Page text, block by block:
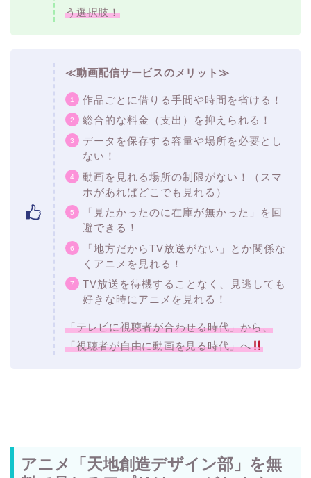
う選択肢！
≪動画配信サービスのメリット≫
作品ごとに借りる手間や時間を省ける！
総合的な料金（支出）を抑えられる！
データを保存する容量や場所を必要とし
ない！
動画を見れる場所の制限がない！（スマ
ホがあればどこでも見れる）
「見たかったのに在庫が無かった」を回
避できる！
「地方だからTV放送がない」とか関係な
くアニメを見れる！
TV放送を待機することなく、見逃しても
好きな時にアニメを見れる！
「テレビに視聴者が合わせる時代」から、
「視聴者が自由に動画を見る時代」へ
アニメ「天地創造デザイン部」を無